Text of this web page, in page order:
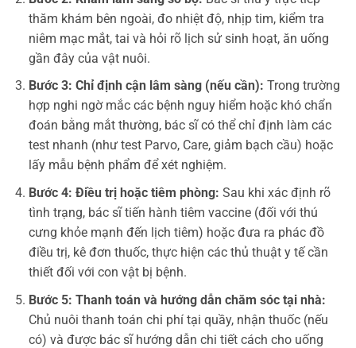
thăm khám bên ngoài, đo nhiệt độ, nhịp tim, kiểm tra
niêm mạc mắt, tai và hỏi rõ lịch sử sinh hoạt, ăn uống
gần đây của vật nuôi.
Bước 3: Chỉ định cận lâm sàng (nếu cần): Trong trường
hợp nghi ngờ mắc các bệnh nguy hiểm hoặc khó chẩn
đoán bằng mắt thường, bác sĩ có thể chỉ định làm các
test nhanh (như test Parvo, Care, giảm bạch cầu) hoặc
lấy mẫu bệnh phẩm để xét nghiệm.
Bước 4: Điều trị hoặc tiêm phòng: Sau khi xác định rõ
tình trạng, bác sĩ tiến hành tiêm vaccine (đối với thú
cưng khỏe mạnh đến lịch tiêm) hoặc đưa ra phác đồ
điều trị, kê đơn thuốc, thực hiện các thủ thuật y tế cần
thiết đối với con vật bị bệnh.
Bước 5: Thanh toán và hướng dẫn chăm sóc tại nhà:
Chủ nuôi thanh toán chi phí tại quầy, nhận thuốc (nếu
có) và được bác sĩ hướng dẫn chi tiết cách cho uống